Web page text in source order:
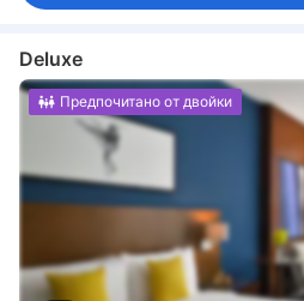
Deluxe
Предпочитано от двойки